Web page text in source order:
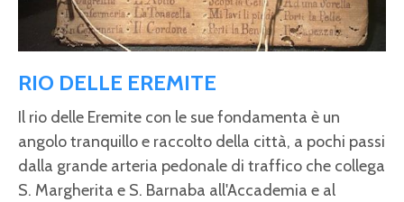
RIO DELLE EREMITE
Il rio delle Eremite con le sue fondamenta è un
angolo tranquillo e raccolto della città, a pochi passi
dalla grande arteria pedonale di traffico che collega
S. Margherita e S. Barnaba all'Accademia e al